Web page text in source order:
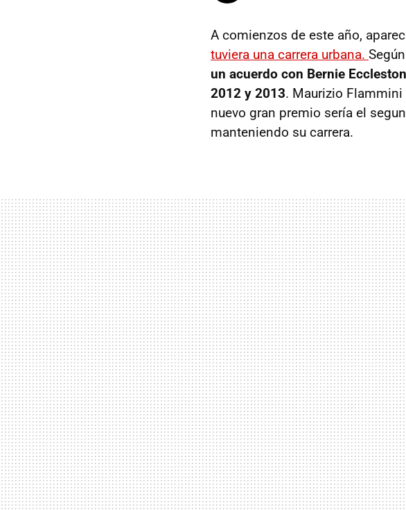
A comienzos de este año,
tuviera una carrera urbana.
un acuerdo con Bernie
2012 y 2013. Maurizio Flammini
nuevo gran premio sería el
manteniendo su carrera.